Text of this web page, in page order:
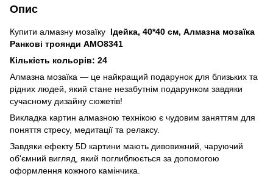
Опис
Купити алмазну мозаїку Ідейка, 40*40 см, Алмазна мозаїка
Ранкові троянди AMO8341
Кількість кольорів: 24
Алмазна мозаїка — це найкращий подарунок для близьких та
рідних людей, який стане незабутнім подарунком завдяки
сучасному дизайну сюжетів!
Викладка картин алмазною технікою є чудовим заняттям для
поняття стресу, медитації та релаксу.
Завдяки ефекту 5D картини мають дивовижний, чаруючий
об'ємний вигляд, який поглиблюється за допомогою
оформлення кожного камінчика.